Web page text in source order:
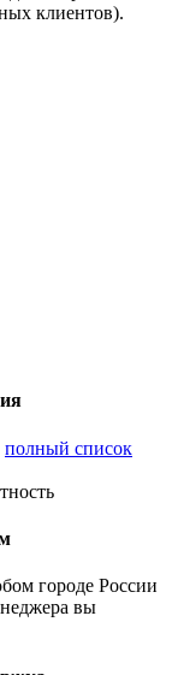
клиентов).
полный список
городе России
вы